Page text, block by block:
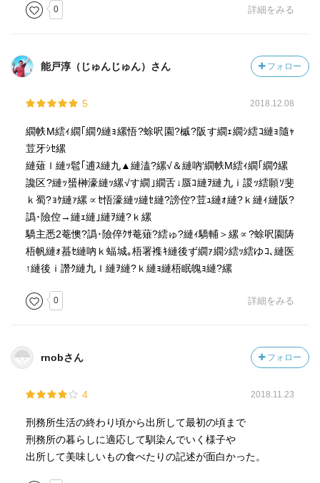
面白いエピソードが満載です。
ところで、いろんな有名人がホリエモンに面会に来ま
今回笑ったのは元「２ｃｈ」のひろゆき氏。
監獄生活の、早寝早起き粗食生活で30kg以上減量し、比
ひろゆき：元気で楽しそうじゃん！
ホリエモン：んなわけねぇだろ！最初の半年は人間関係が
上意下達で大変なの！絶対行かなきゃいけない会社で、体
育会系の社風で嫌な上司がいるみたいな感じ！
ひろゆき：え、でもそれって、普通の人は社会で経験して
いることじゃないですか。堀江さんは経験していないかも
しれないけど。
あと、歯のインプラントの調子が悪くなったため歯科受
診を申し出たけど数ヶ月待ちだった、とメルマガに書いた
た、とか。
方は自由主義だなーと感じます。
規制は少なく、流動性をあげて。
ど、彼のはなんとなく嫌味なく読めてしまいますね。不思
議です。
0 詳細をみる
能戸淳（じゅんじゅん）さん フォロー
5 2018.12.08
繝帙Μ繧ｨ繝｢繝ｳ縺ｮ縲悟?蜍呎園?槭?阪す繝ｪ繝ｼ繧ｺ縺ｮ隨ｬ
荳牙ｼｾ縲
縺薙ｌ縺ｯ髱｢逋ｽ縺九▲縺溘?縲√＆縺吶′繝帙Μ繧ｨ繝｢繝ｳ縲
讒区?縺ｯ蜑榊濠縺ｯ縲√す繝｣繝舌↓蜃ｺ縺ｦ縺九ｉ謖ｯ繧願ｿ斐
ｋ蜀?ｮｹ縺ｧ縲∝ｾ悟濠縺ｯ縺ｾ縺?謗倥?荳ｭ縺ｫ縺?ｋ縺ｨ縺阪?
譌･險倥→縺ｪ縺｣縺ｦ縺?ｋ縲
驕主悉2菴懊?譌･險倅ｸｻ菴薙?繧ゅ?縺ｨ驕輔＞縲∝?蜍呎園陦
梧帆縺ｫ蟇ｾ縺吶ｋ蝠城｡梧署襍ｷ縺後ず繝ｧ繝ｼ繧ｯ繧ゆｺ､縺医
↑縺後ｉ譖ｸ縺九ｌ縺ｦ縺?ｋ縺ｮ縺梧眠魄ｮ縺?縲
0 詳細をみる
rnobさん フォロー
4 2018.11.23
刑務所生活の終わり頃から出所して最初の頃まで
刑務所の暮らしに適応して馴染んでいく様子や
出所して美味しいもの食べたりの記述が面白かった。